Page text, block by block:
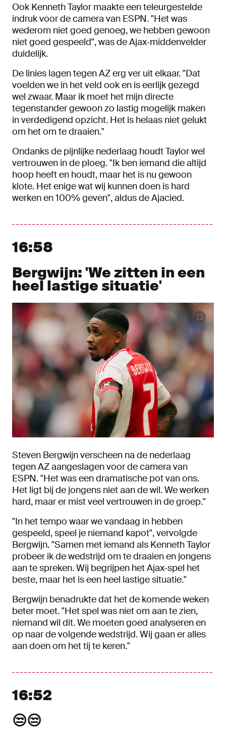
Ook Kenneth Taylor maakte een teleurgestelde
indruk voor de camera van ESPN. "Het was
wederom niet goed genoeg, we hebben gewoon
niet goed gespeeld", was de Ajax-middenvelder
duidelijk.
De linies lagen tegen AZ erg ver uit elkaar. "Dat
voelden we in het veld ook en is eerlijk gezegd
wel zwaar. Maar ik moet het mijn directe
tegenstander gewoon zo lastig mogelijk maken
in verdedigend opzicht. Het is helaas niet gelukt
om het om te draaien."
Ondanks de pijnlijke nederlaag houdt Taylor wel
vertrouwen in de ploeg. "Ik ben iemand die altijd
hoop heeft en houdt, maar het is nu gewoon
klote. Het enige wat wij kunnen doen is hard
werken en 100% geven", aldus de Ajacied.
16:58
Bergwijn: 'We zitten in een
heel lastige situatie'
Steven Bergwijn verscheen na de nederlaag
tegen AZ aangeslagen voor de camera van
ESPN. "Het was een dramatische pot van ons.
Het ligt bij de jongens niet aan de wil. We werken
hard, maar er mist veel vertrouwen in de groep."
"In het tempo waar we vandaag in hebben
gespeeld, speel je niemand kapot", vervolgde
Bergwijn. "Samen met iemand als Kenneth Taylor
probeer ik de wedstrijd om te draaien en jongens
aan te spreken. Wij begrijpen het Ajax-spel het
beste, maar het is een heel lastige situatie."
Bergwijn benadrukte dat het de komende weken
beter moet. "Het spel was niet om aan te zien,
niemand wil dit. We moeten goed analyseren en
op naar de volgende wedstrijd. Wij gaan er alles
aan doen om het tij te keren."
16:52
😒😒